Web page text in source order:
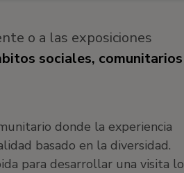
o a las exposiciones
sociales, comunitarios
donde la experiencia
basado en la diversidad.
para desarrollar una visita lo